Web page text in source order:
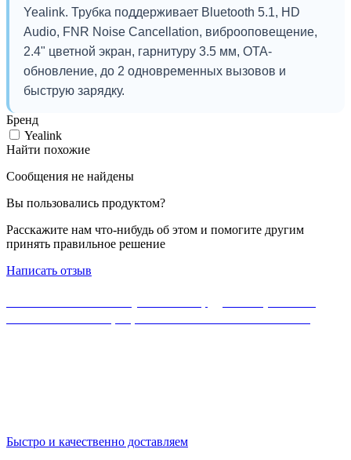
Yealink. Трубка поддерживает Bluetooth 5.1, HD
Audio, FNR Noise Cancellation, виброоповещение,
2.4" цветной экран, гарнитуру 3.5 мм, OTA-
обновление, до 2 одновременных вызовов и
быструю зарядку.
Бренд
Yealink
Найти похожие
Сообщения не найдены
Вы пользовались продуктом?
Расскажите нам что-нибудь об этом и помогите другим
принять правильное решение
Написать отзыв
Быстро и качественно доставляем